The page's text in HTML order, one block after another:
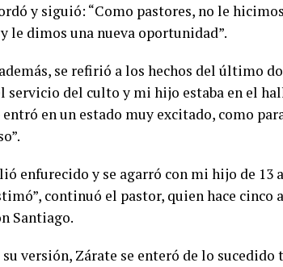
y siguió: “Como pastores, no le
le dimos una nueva oportunidad”.
se refirió a los hechos del último
servicio del culto y mi hijo estaba en el
entró en un estado muy excitado, como
enfurecido y se agarró con mi hijo de 13
continuó el pastor, quien hace cinco
Santiago.
su versión, Zárate se enteró de lo